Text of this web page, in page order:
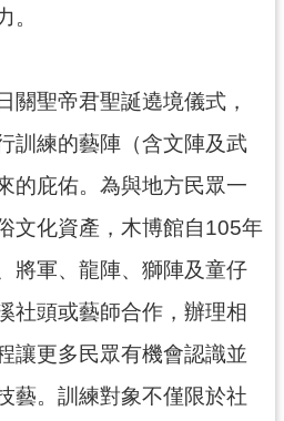
。
關聖帝君聖誕遶境儀式，
訓練的藝陣（含文陣及武
的庇佑。為與地方民眾一
文化資產，木博館自105年
將軍、龍陣、獅陣及童仔
社頭或藝師合作，辦理相
讓更多民眾有機會認識並
藝。訓練對象不僅限於社